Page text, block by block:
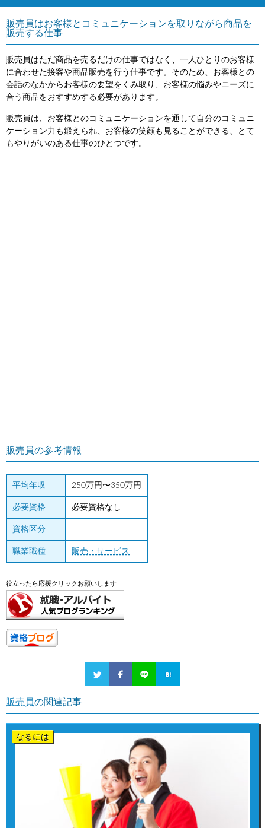
販売員はお客様とコミュニケーションを取りながら商品を
販売する仕事
販売員はただ商品を売るだけの仕事ではなく、一人ひとりのお客様
に合わせた接客や商品販売を行う仕事です。そのため、お客様との
会話のなかからお客様の要望をくみ取り、お客様の悩みやニーズに
合う商品をおすすめする必要があります。
販売員は、お客様とのコミュニケーションを通して自分のコミュニ
ケーション力も鍛えられ、お客様の笑顔も見ることができる、とて
もやりがいのある仕事のひとつです。
販売員の参考情報
平均年収 250万円〜350万円
必要資格 必要資格なし
資格区分 -
職業職種 販売・サービス
役立ったら応援クリックお願いします
販売員の関連記事
なるには